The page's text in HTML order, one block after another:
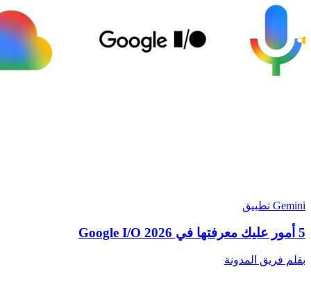
Gemini تطبيق
5 أمور عليك معرفتها في Google I/O 2026
بقلم فريق المدونة